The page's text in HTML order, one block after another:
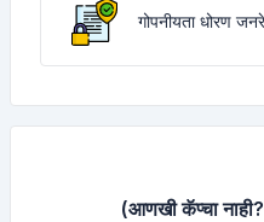
गोपनीयता धोरण
(आणखी कॅप्चा